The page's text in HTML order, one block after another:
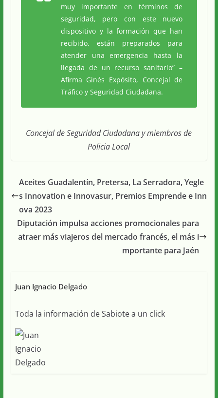
muy importante en términos de
seguridad, pero con este nuevo
dispositivo y la formación que han
recibido, están preparados para
atender una emergencia hasta la
llegada de un recurso sanitario” –
Afirma Ginés Expósito, Concejal de
Tráfico y Seguridad Ciudadana.
Concejal de Seguridad Ciudadana y miembros de
Policia Local
Aceites Guadalentín, Pretersa, La Serradora, Yegle
s Innovation e Innovasur, Premios Emprende e Inn
ova 2023
Diputación impulsa acciones promocionales para
atraer más viajeros del mercado francés, el más i
mportante para Jaén
Juan Ignacio Delgado
Toda la información de Sabiote a un click